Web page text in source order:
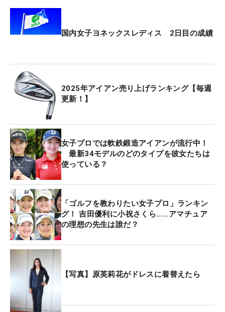
国内女子ヨネックスレディス 2日目の成績
2025年アイアン売り上げランキング【毎週
更新！】
女子プロでは軟鉄鍛造アイアンが流行中！
最新34モデルのどのタイプを彼女たちは
使っている？
「ゴルフを教わりたい女子プロ」ランキン
グ！ 吉田優利に小祝さくら……アマチュア
の理想の先生は誰だ？
【写真】原英莉花がドレスに着替えたら